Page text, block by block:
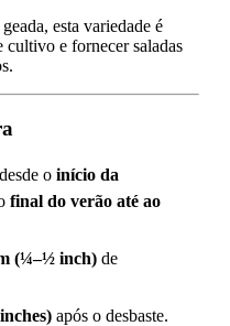
esta variedade é
cultivo e fornecer saladas
o início da
final do verão até ao
(¼–½ inch) de
após o desbaste.